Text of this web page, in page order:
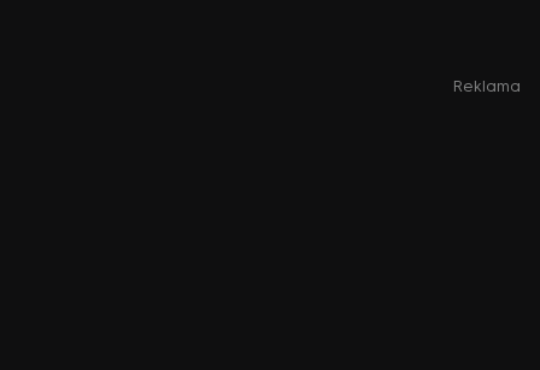
Reklama